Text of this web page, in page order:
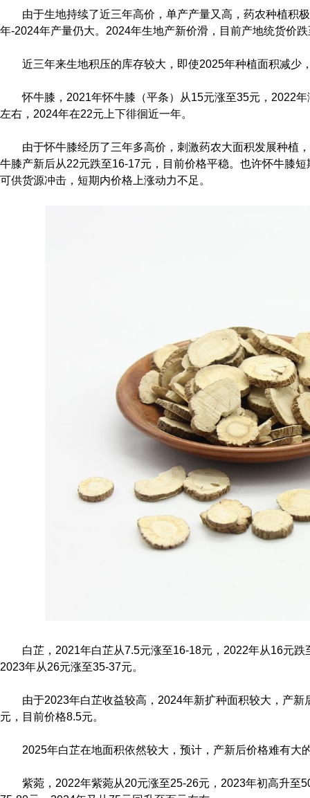
由于生地持续了近三年高价，单产产量又高，药农种植积
年-2024年产量仍大。2024年生地产新价滑，目前产地统货价
近三年来生地积压的库存较大，即使2025年种植面积减少
怀牛膝，2021年怀牛膝（平条）从15元涨至35元，2022
左右，2024年在22元上下徘徊近一年。
由于怀牛膝经历了三年多高价，刺激药农大面积发展种植
牛膝产新后从22元跌至16-17元，目前价格平稳。也许怀牛膝
可供货源冲击，短期内价格上涨动力不足。
白芷，2021年白芷从7.5元涨至16-18元，2022年从16元
2023年从26元涨至35-37元。
由于2023年白芷收益较高，2024年新扩种面积较大，产
元，目前价格8.5元。
2025年白芷在地面积依然较大，预计，产新后价格难有大
紫菀，2022年紫菀从20元涨至25-26元，2023年初高升至